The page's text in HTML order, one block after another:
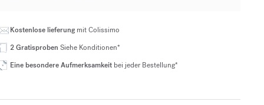
Kostenlose lieferungmit Colissimo
2 Gratisproben Siehe Konditionen*
Eine besondere Aufmerksamkeit bei jeder Bestellung*